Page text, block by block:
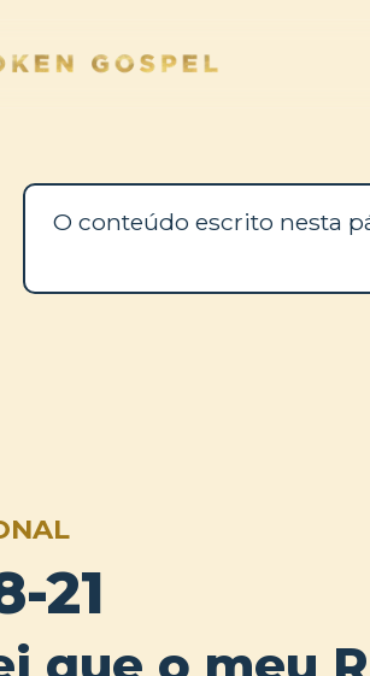
O conteúdo escrito nesta
21